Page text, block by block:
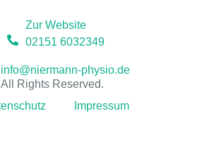
Zur Website
02151 6032349
info@niermann-physio.de
Rights Reserved.
Impressum